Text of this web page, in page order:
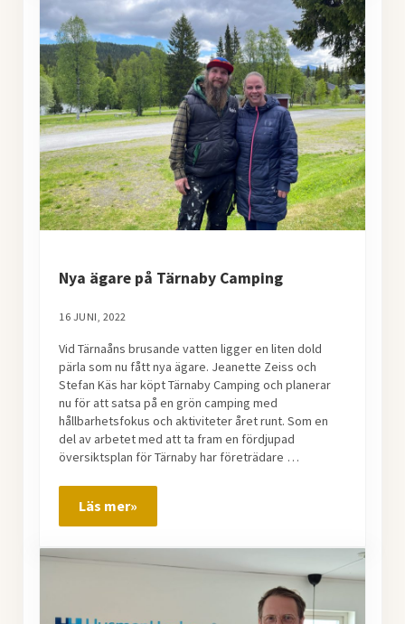
Nya ägare på Tärnaby Camping
16 JUNI, 2022
Vid Tärnaåns brusande vatten ligger en liten dold
pärla som nu fått nya ägare. Jeanette Zeiss och
Stefan Käs har köpt Tärnaby Camping och planerar
nu för att satsa på en grön camping med
hållbarhetsfokus och aktiviteter året runt. Som en
del av arbetet med att ta fram en fördjupad
översiktsplan för Tärnaby har företrädare …
Läs mer»Nya ägare på Tärnaby Camping